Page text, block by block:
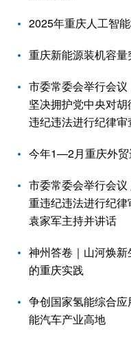
2025年重庆人工智
重庆新能源装机容
市委常委会举行会议
坚决拥护党中央对
违纪违法进行纪律
今年1—2月重庆外贸
市委常委会举行会
重违纪违法进行纪
袁家军主持并讲话
神州答卷｜山河焕
的重庆实践
争创国家氢能综合
能汽车产业高地